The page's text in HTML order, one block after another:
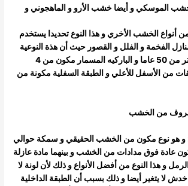
الموسكي و أيضا خشب الأرو و الماهجوني و
من أنواع الخشب الأخري و هذا النوع تحديدا يستخدم
الفخمة و الفلل و القصور حيث أن هذة النوعية
الباركيه تدور لأمتر من 50 عاما و الباركيه المسمار مكون من 4
من الأسفل للأعلي و الطبقة السفلية مكونة من
عروف من الخشب
هو نوع مكون من الخشب الحقيقي و سمكة حوالي
و هذا النوع من أفضل الأنواع و ذلك لأن لونة لا
خدش لا يتغير أيضا و ذلك بسبب أن الطبقة الداخلية